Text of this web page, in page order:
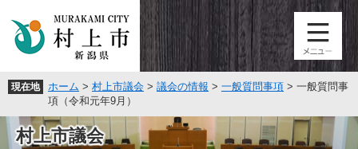
頭
す
。
飛
し
て
現在地 ホーム > 村上市議会 > 議会の情報 > 一般質問事項 > 一般質問事
項（令和元年9月）
村上市議会